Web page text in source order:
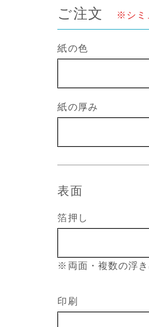
ご注文 ※シミ
紙の色
紙の厚み
表面
箔押し
※両面・複数の浮き
印刷